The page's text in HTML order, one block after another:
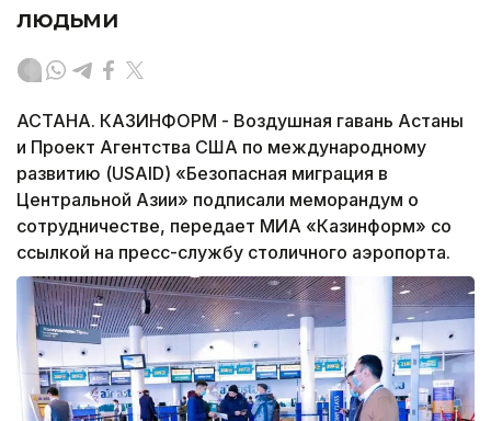
людьми
АСТАНА. КАЗИНФОРМ - Воздушная гавань Астаны
и Проект Агентства США по международному
развитию (USAID) «Безопасная миграция в
Центральной Азии» подписали меморандум о
сотрудничестве, передает МИА «Казинформ» со
ссылкой на пресс-службу столичного аэропорта.